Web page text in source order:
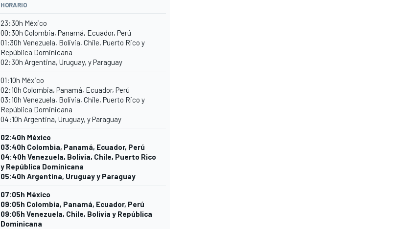
HORARIO
23:30h México
00:30h Colombia, Panamá, Ecuador, Perú
01:30h Venezuela, Bolivia, Chile, Puerto Rico y
República Dominicana
02:30h Argentina, Uruguay, y Paraguay
01:10h México
02:10h Colombia, Panamá, Ecuador, Perú
03:10h Venezuela, Bolivia, Chile, Puerto Rico y
República Dominicana
04:10h Argentina, Uruguay, y Paraguay
02:40h México
03:40h Colombia, Panamá, Ecuador, Perú
04:40h Venezuela, Bolivia, Chile, Puerto Rico
y República Dominicana
05:40h Argentina, Uruguay y Paraguay
07:05h México
09:05h Colombia, Panamá, Ecuador, Perú
09:05h Venezuela, Chile, Bolivia y República
Dominicana